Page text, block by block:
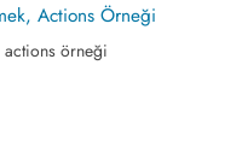
Actions Örneği
örneği